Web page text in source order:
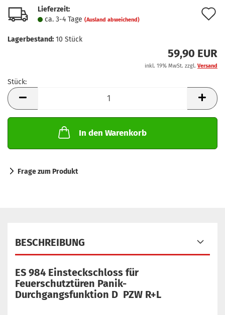
Lieferzeit:
ca. 3-4 Tage (Ausland abweichend)
Lagerbestand: 10 Stück
59,90 EUR
inkl. 19% MwSt. zzgl. Versand
Stück:
Stück
In den Warenkorb
Frage zum Produkt
BESCHREIBUNG
ES 984 Einsteckschloss für
Feuerschutztüren Panik-
Durchgangsfunktion D PZW R+L